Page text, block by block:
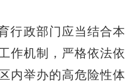
行政部门应当结合本
作机制，严格依法依
内举办的高危险性体